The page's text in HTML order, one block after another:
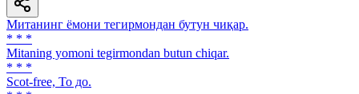
Митанинг ёмони тегирмондан бутун чиқар.
* * *
Mitaning yomoni tegirmondan butun chiqar.
* * *
Scot-free, То до.